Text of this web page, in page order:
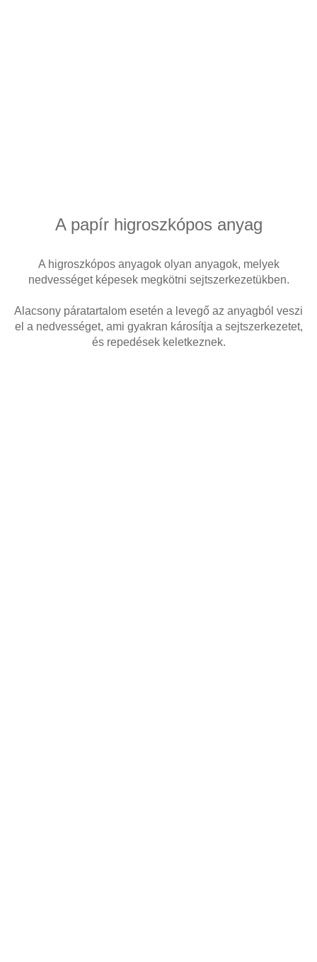
A papír higroszkópos anyag
A higroszkópos anyagok olyan anyagok, melyek
nedvességet képesek megkötni sejtszerkezetükben.
Alacsony páratartalom esetén a levegő az anyagból veszi
el a nedvességet, ami gyakran károsítja a sejtszerkezetet,
és repedések keletkeznek.